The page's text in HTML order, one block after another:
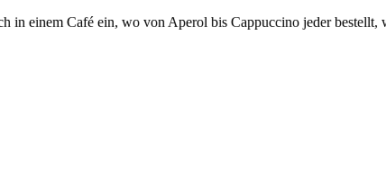
in einem Café ein, wo von Aperol bis Cappuccino jeder bestellt,